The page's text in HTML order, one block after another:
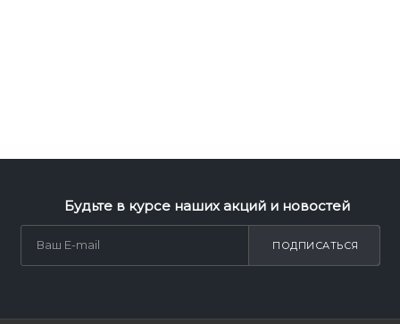
Будьте в курсе наших акций и новостей
ПОДПИСАТЬСЯ